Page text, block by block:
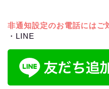
非通知設定のお電話にはご
・LINE